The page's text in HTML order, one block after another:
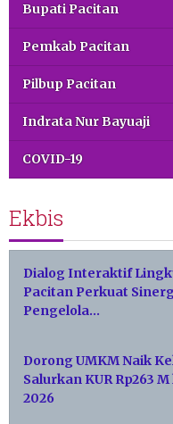
Bupati Pacitan
Pemkab Pacitan
Pilbup Pacitan
Indrata Nur Bayuaji
COVID-19
Ekbis
Dialog Interaktif
Pacitan Perkuat
Pengelola…
Dorong UMKM Naik
Salurkan KUR Rp263
2026